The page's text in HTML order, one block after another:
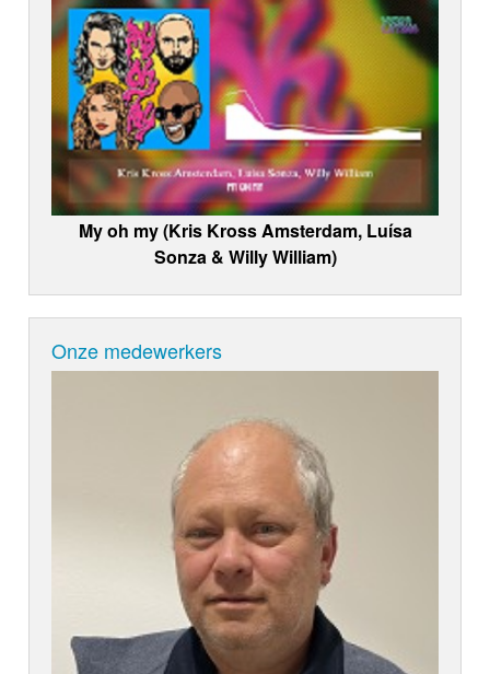
My oh my (Kris Kross Amsterdam, Luísa
Sonza & Willy William)
Onze medewerkers